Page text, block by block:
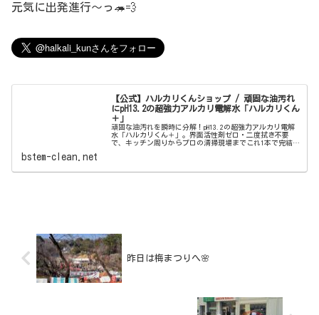
元気に出発進行〜っ🦔💨
【公式】ハルカリくんショップ / 頑固な油汚れ
にpH13.2の超強力アルカリ電解水「ハルカリくん
＋」
頑固な油汚れを瞬時に分解！pH13.2の超強力アルカリ電解
水「ハルカリくん＋」。界面活性剤ゼロ・二度拭き不要
で、キッチン周りからプロの清掃現場までこれ1本で完結。
bstem-clean.net
昨日は梅まつりへ🌸